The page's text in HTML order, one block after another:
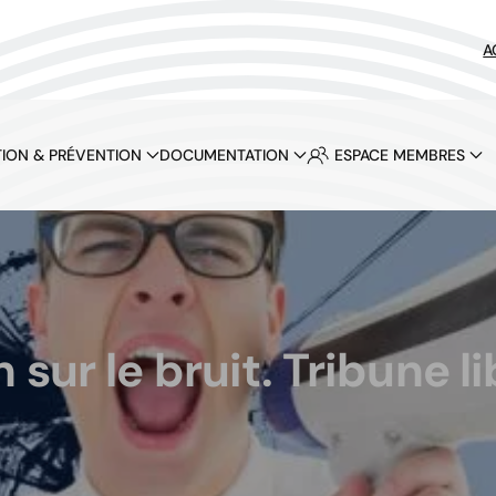
& PRÉVENTION DOCUMENTATION ESPACE MEMBRES
le bruit. Tribune